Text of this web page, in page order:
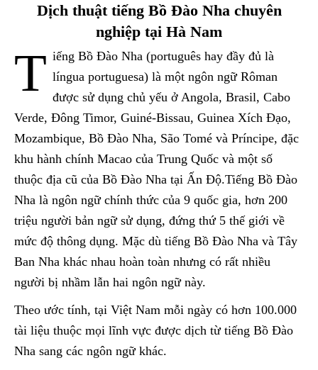
Dịch thuật tiếng Bồ Đào Nha chuyên
nghiệp tại Hà Nam
T iếng Bồ Đào Nha (português hay đầy đủ là
língua portuguesa) là một ngôn ngữ Rôman
được sử dụng chủ yếu ở Angola, Brasil, Cabo
Verde, Đông Timor, Guiné-Bissau, Guinea Xích Đạo,
Mozambique, Bồ Đào Nha, São Tomé và Príncipe, đặc
khu hành chính Macao của Trung Quốc và một số
thuộc địa cũ của Bồ Đào Nha tại Ấn Độ.Tiếng Bồ Đào
Nha là ngôn ngữ chính thức của 9 quốc gia, hơn 200
triệu người bản ngữ sử dụng, đứng thứ 5 thế giới về
mức độ thông dụng. Mặc dù tiếng Bồ Đào Nha và Tây
Ban Nha khác nhau hoàn toàn nhưng có rất nhiều
người bị nhầm lẫn hai ngôn ngữ này.
Theo ước tính, tại Việt Nam mỗi ngày có hơn 100.000
tài liệu thuộc mọi lĩnh vực được dịch từ tiếng Bồ Đào
Nha sang các ngôn ngữ khác.